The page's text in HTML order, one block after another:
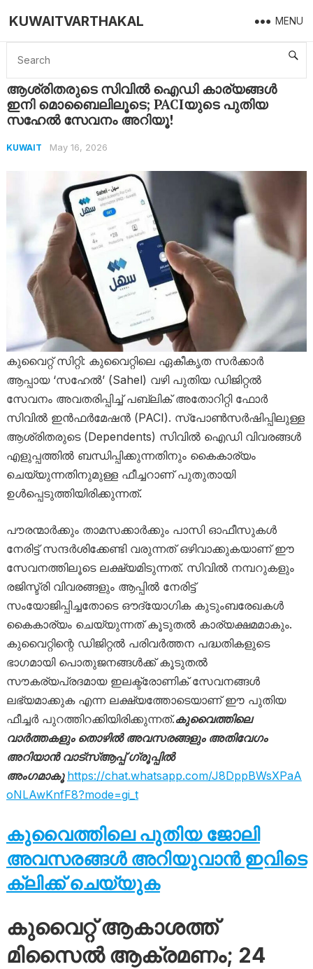
KUWAITVARTHAKAL MENU
Home Kuwait ആശ്രിതരുടെ സിവിൽ ഐഡി കാര്യങ്ങൾ ഇനി മൊബൈലിലൂടെ; PACIയുടെ പുതിയ സഹേൽ സേവനം അറിയൂ!
ആശ്രിതരുടെ സിവിൽ ഐഡി കാര്യങ്ങൾ
ഇനി മൊബൈലിലൂടെ; PACIയുടെ പുതിയ
സഹേൽ സേവനം അറിയൂ!
KUWAIT May 16, 2026
കുവൈറ്റ് സിറ്റി: കുവൈറ്റിലെ ഏകീകൃത സർക്കാർ
ആപ്പായ ‘സഹേൽ’ (Sahel) വഴി പുതിയ ഡിജിറ്റൽ
സേവനം അവതരിപ്പിച്ച് പബ്ലിക് അതോറിറ്റി ഫോർ
സിവിൽ ഇൻഫർമേഷൻ (PACI). സ്പോൺസർഷിപ്പിലുള്ള
ആശ്രിതരുടെ (Dependents) സിവിൽ ഐഡി വിവരങ്ങൾ
എളുപ്പത്തിൽ ബന്ധിപ്പിക്കുന്നതിനും കൈകാര്യം
ചെയ്യുന്നതിനുമുള്ള ഫീച്ചറാണ് പുതുതായി
ഉൾപ്പെടുത്തിയിരിക്കുന്നത്.
പൗരന്മാർക്കും താമസക്കാർക്കും പാസി ഓഫീസുകൾ
നേരിട്ട് സന്ദർശിക്കേണ്ടി വരുന്നത് ഒഴിവാക്കുകയാണ് ഈ
സേവനത്തിലൂടെ ലക്ഷ്യമിടുന്നത്. സിവിൽ നമ്പറുകളും
രജിസ്ട്രി വിവരങ്ങളും ആപ്പിൽ നേരിട്ട്
സംയോജിപ്പിച്ചതോടെ ഔദ്യോഗിക കുടുംബരേഖകൾ
കൈകാര്യം ചെയ്യുന്നത് കൂടുതൽ കാര്യക്ഷമമാകും.
കുവൈറ്റിന്റെ ഡിജിറ്റൽ പരിവർത്തന പദ്ധതികളുടെ
ഭാഗമായി പൊതുജനങ്ങൾക്ക് കൂടുതൽ
സൗകര്യപ്രദമായ ഇലക്ട്രോണിക് സേവനങ്ങൾ
ലഭ്യമാക്കുക എന്ന ലക്ഷ്യത്തോടെയാണ് ഈ പുതിയ
ഫീച്ചർ പുറത്തിറക്കിയിരിക്കുന്നത്.കുവൈത്തിലെ
വാർത്തകളും തൊഴിൽ അവസരങ്ങളും അതിവേഗം
അറിയാൻ വാട്സ്ആപ്പ് ഗ്രൂപ്പിൽ
അംഗമാകൂ https://chat.whatsapp.com/J8DppBWsXPaA
oNLAwKnfF8?mode=gi_t
കുവൈത്തിലെ പുതിയ ജോലി
അവസരങ്ങൾ അറിയുവാൻ ഇവിടെ
ക്ലിക്ക് ചെയ്യുക
കുവൈറ്റ് ആകാശത്ത്
മിസൈൽ ആക്രമണം; 24